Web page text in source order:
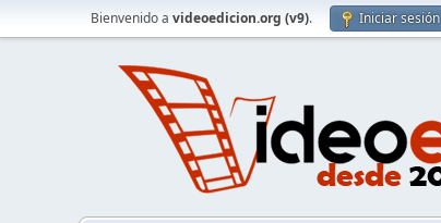
Bienvenido a videoedicion.org (v9). Iniciar sesión